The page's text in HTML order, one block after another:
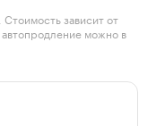
зависит от
автопродление можно в